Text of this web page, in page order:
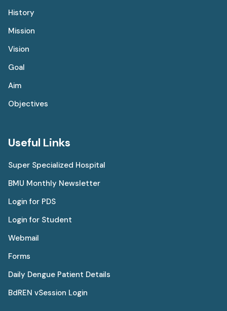
History
Mission
Vision
Goal
Aim
Objectives
Useful Links
Super Specialized Hospital
BMU Monthly Newsletter
Login for PDS
Login for Student
Webmail
Forms
Daily Dengue Patient Details
BdREN vSession Login